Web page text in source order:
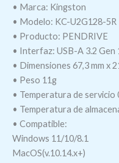
• Marca: Kingston
• Modelo: KC-U2G128-5R
• Producto: PENDRIVE
• Interfaz: USB-A 3.2 Gen
• Dimensiones 67,3 mm x
• Peso 11g
• Temperatura de servicio
• Temperatura de
• Compatible:
Windows 11/10/8.1
MacOS(v.10.14.x+)